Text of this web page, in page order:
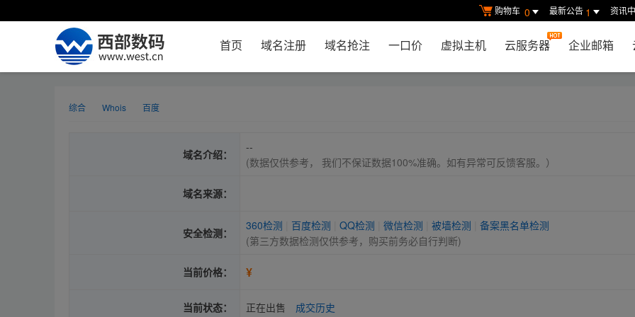
购物车 0 最新公告 1 资讯
首页 域名注册 域名抢注 一口价 虚拟主机 云服务器 企业邮箱
综合 Whois 百度
域名介绍：
--
(数据仅供参考， 我们不保证数据100%准确。如有异常可反馈客服。）
域名来源：
安全检测：
360检测 百度检测 QQ检测 微信检测 被墙检测
备案黑名单检测
(第三方数据检测仅供参考，购买前务必自行判断)
当前价格： ¥
当前状态： 正在出售 成交历史